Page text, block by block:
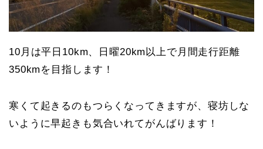
10月は平日10km、日曜20km以上で月間走行距離
350kmを目指します！
寒くて起きるのもつらくなってきますが、寝坊しな
いように早起きも気合いれてがんばります！